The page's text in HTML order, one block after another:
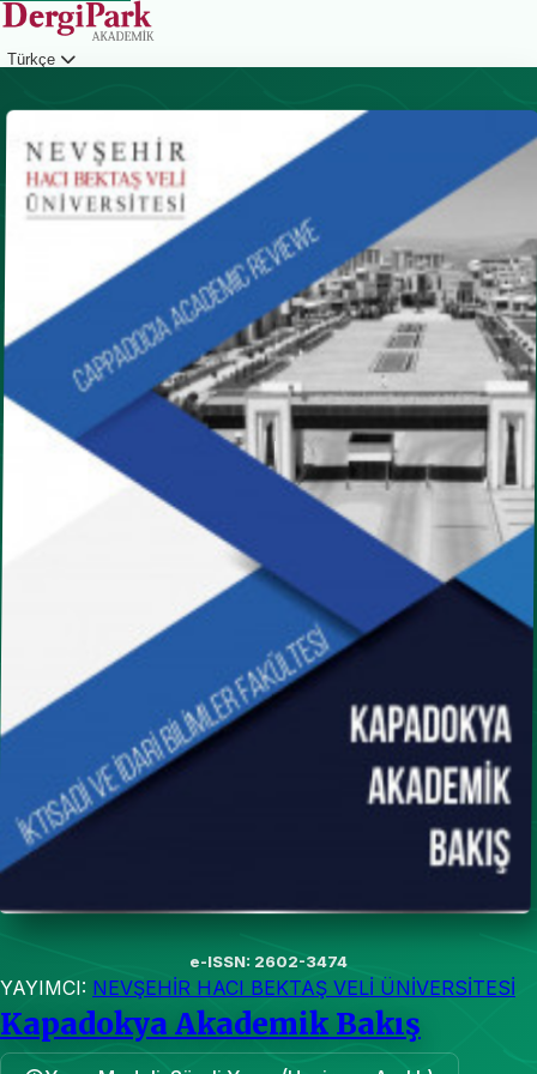
Türkçe
e-ISSN: 2602-3474
YAYIMCI: NEVŞEHİR HACI BEKTAŞ VELİ ÜNİVERSİTESİ
Kapadokya Akademik Bakış